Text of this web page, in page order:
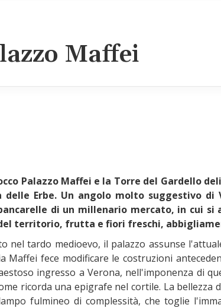
Maffei
Palazzo Maffei e la Torre del Gardello
delle Erbe. Un angolo molto suggestivo di
di un millenario mercato, in cui
territorio, frutta e fiori freschi,
nel tardo medioevo, il palazzo assunse
Maffei fece modificare le costruzioni
ingresso a Verona, nell'imponenza di
ricorda una epigrafe nel cortile. La bellezza
fulmineo di complessità, che toglie